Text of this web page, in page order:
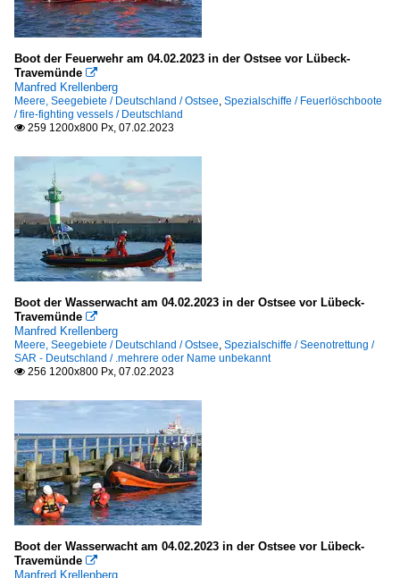
Boot der Feuerwehr am 04.02.2023 in der Ostsee vor Lübeck-
Travemünde 
Manfred Krellenberg
Meere, Seegebiete / Deutschland / Ostsee, Spezialschiffe / Feuerlöschboote
/ fire-fighting vessels / Deutschland
 259 1200x800 Px, 07.02.2023
Boot der Wasserwacht am 04.02.2023 in der Ostsee vor Lübeck-
Travemünde 
Manfred Krellenberg
Meere, Seegebiete / Deutschland / Ostsee, Spezialschiffe / Seenotrettung /
SAR - Deutschland / .mehrere oder Name unbekannt
 256 1200x800 Px, 07.02.2023
Boot der Wasserwacht am 04.02.2023 in der Ostsee vor Lübeck-
Travemünde 
Manfred Krellenberg